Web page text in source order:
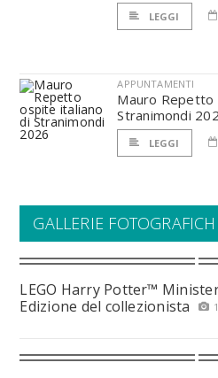
LEGGI
APPUNTAMENTI
Mauro Repetto
Stranimondi
LEGGI
GALLERIE
LEGO Harry Potter™
Edizione del collezionista